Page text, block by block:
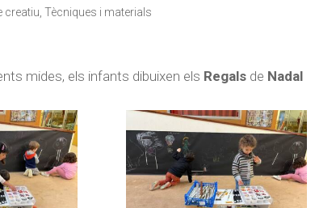
creatiu ,Tècniques i materials
mides, els infants dibuixen els Regals de Nadal